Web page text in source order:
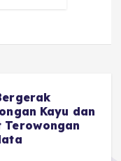
Kayu dan
Terowongan